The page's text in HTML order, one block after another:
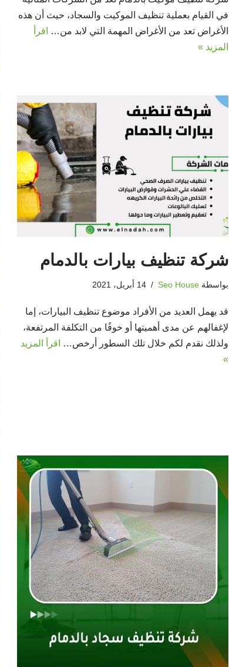
في القيام بعملية تنظيف الموكيت والسجاد، حيث أن هذه
الأغراض تعد من الأغراض المهمة التي لابد من…
اقرأ
المزيد »
شركة تنظيف بيارات بالدمام
بواسطة Seo House 14 أبريل، 2021
قد يهمل العديد من الأفراد موضوع تنظيف البيارات، إما
لإغفالهم عن مدى أهميتها أو خوفًا من التكلفة المرتفعة،
ولذلك نقدم لكم خلال تلك السطور أرخص…
اقرأ المزيد
»